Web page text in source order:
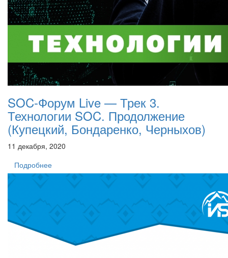
SOC-Форум Live — Трек 3.
Технологии SOC. Продолжение
(Купецкий, Бондаренко, Черныхов)
11 декабря, 2020
Подробнее